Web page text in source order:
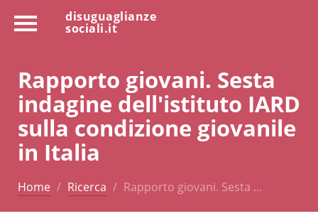
disuguaglianze
sociali.it
Rapporto giovani. Sesta
indagine dell'istituto IARD
sulla condizione giovanile
in Italia
Home Ricerca Rapporto giovani. Sesta …